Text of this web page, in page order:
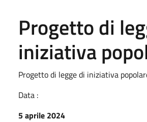
Progetto di
iniziativa
Progetto di legge di iniziativa
Data :
5 aprile 2024